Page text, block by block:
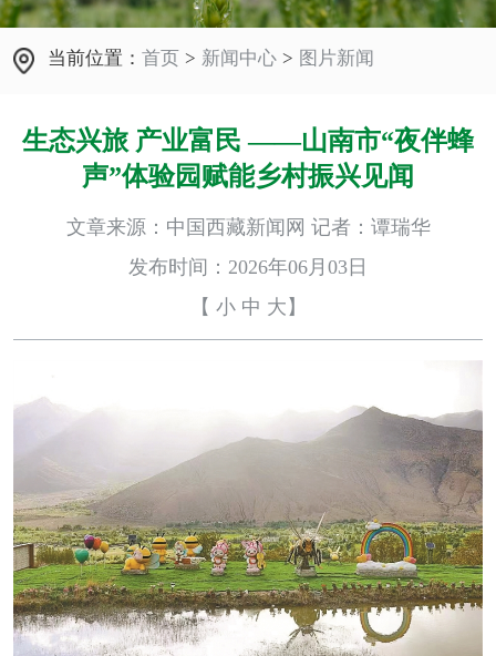
当前位置：首页 > 新闻中心 > 图片新闻
生态兴旅 产业富民 ——山南市“夜伴蜂
声”体验园赋能乡村振兴见闻
文章来源：中国西藏新闻网 记者：谭瑞华
发布时间：2026年06月03日
【 小 中 大 】